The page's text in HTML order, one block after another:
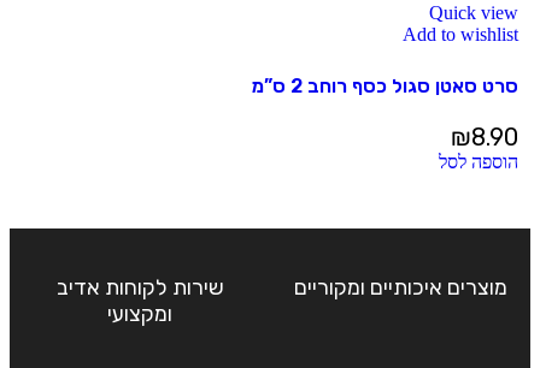
Quick view
Add to wishlist
סרט סאטן סגול כסף רוחב 2 ס”מ
₪8.90
הוספה לסל
מוצרים איכותיים ומקוריים
שירות לקוחות אדיב
ומקצועי